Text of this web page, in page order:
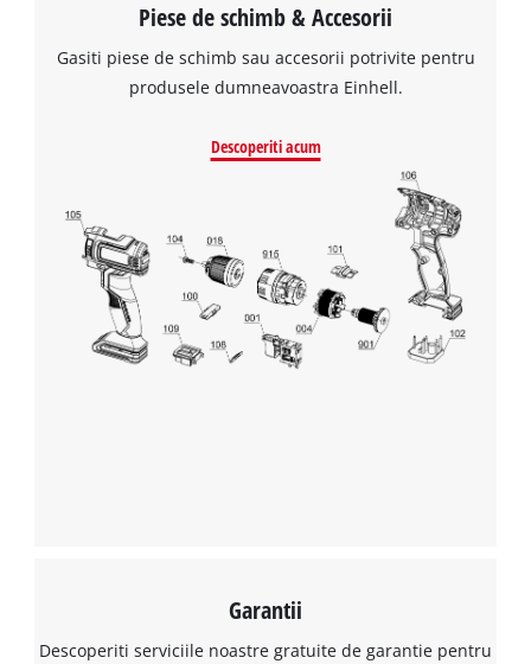
Avem nevoie de acordul dvs. pentru a
incarca serviciul Google Maps!
This content is not permitted to load due
to trackers that are not disclosed to the
visitor. The website owner needs to setup
Piese de schimb & Accesorii
Gasiti piese de schimb sau accesorii potrivite pentru
produsele dumneavoastra Einhell.
Descoperiti acum
Garantii
Descoperiti serviciile noastre gratuite de garantie pentru